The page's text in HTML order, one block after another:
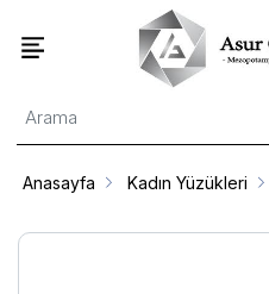
Anasayfa Kadın Yüzükleri